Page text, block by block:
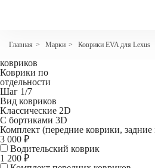
Главная > Марки > Коврики EVA для Lexus
Коврики EVA для Lexus GS IV
ковриков
Коврики по
отдельности
Шаг 1/7
Вид ковриков
Классические 2D
С бортиками 3D
Комплект (передние коврики,
3 000 ₽
Водительский коврик
1 200 ₽